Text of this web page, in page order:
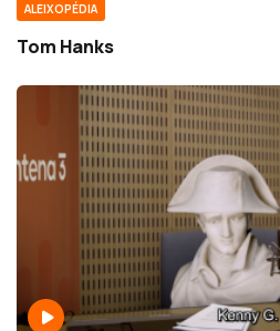
ALEIXOPÉDIA
Tom Hanks